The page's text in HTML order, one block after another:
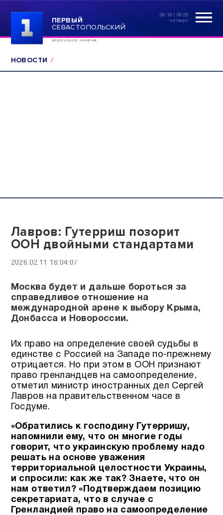
ПЕРВЫЙ
СЕВАСТОПОЛЬСКИЙ
ФЕДЕРАЛЬНОЕ ЗНАЧЕНИЕ
06:19 | 06.26
четверг
НОВОСТИ
Лавров: Гутерриш позорит
ООН двойными стандартами
2026.02.11 16:04:07
Москва будет и дальше бороться за
справедливое отношение на
международной арене к выбору Крыма,
Донбасса и Новороссии.
Их право на определение своей судьбы в
единстве с Россией на Западе по-прежнему
отрицается. Но при этом в ООН признают
право гренландцев на самоопределение,
отметил министр иностранных дел Сергей
Лавров на правительственном часе в
Госдуме.
«Обратились к господину Гутерришу,
напомнили ему, что он многие годы
говорит, что украинскую проблему надо
решать на основе уважения
территориальной целостности Украины,
и спросили: как же так? Знаете, что он
нам ответил? «Подтверждаем позицию
секретариата, что в случае с
Гренландией право на самоопределение